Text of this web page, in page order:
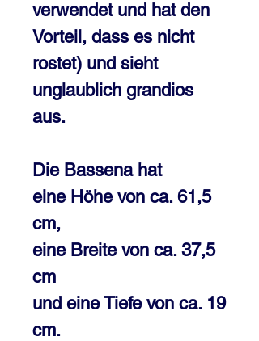
verwendet und hat den
Vorteil, dass es nicht
rostet) und sieht
unglaublich grandios
aus.
Die Bassena hat
eine Höhe von ca. 61,5
cm,
eine Breite von ca. 37,5
cm
und eine Tiefe von ca. 19
cm.